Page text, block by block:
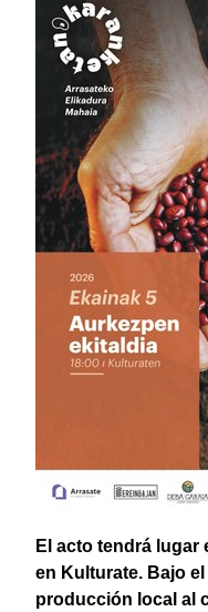
El acto tendrá lugar
en Kulturate. Bajo
producción local al